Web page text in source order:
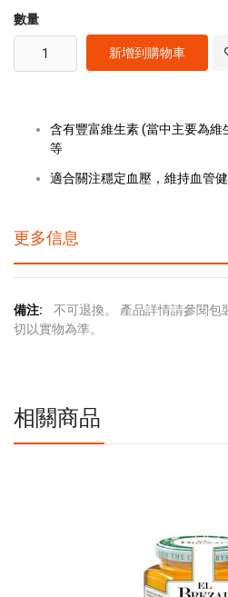
數量
新增到購物車
含有豐富維生素 (當中主要為
等
適合關注穩定血壓，維持血管
更多信息
更
多
不可退換。 產品詳情請參閱包
切以實物為準。
相關商品